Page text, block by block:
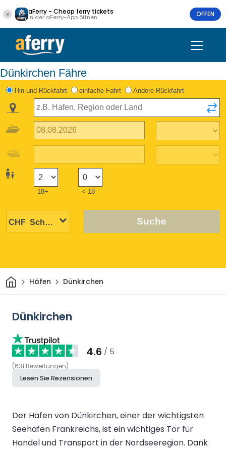
aFerry - Cheap ferry tickets
In der aFerry-App öffnen OFFEN
Dünkirchen Fähre
Hin und Rückfahrt einfache Fahrt Andere Rückfahrt
18+ < 18
Suche
HeimHäfen Dünkirchen
Dünkirchen
4.6 / 5
(631 Bewertungen)
Lesen Sie Rezensionen
Der Hafen von Dünkirchen, einer der wichtigsten
Seehäfen Frankreichs, ist ein wichtiges Tor für
Handel und Transport in der Nordseeregion. Dank